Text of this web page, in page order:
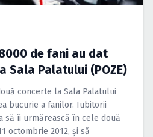
8000 de fani au dat
Sala Palatului (POZE)
concerte la Sala Palatului
bucurie a fanilor. Iubitorii
să îi urmărească în cele două
octombrie 2012, şi să